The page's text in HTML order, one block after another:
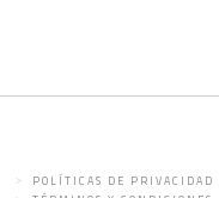
POLÍTICAS DE PRIVACIDAD